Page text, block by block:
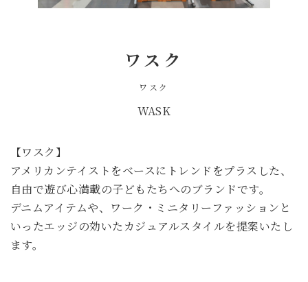
ワスク
ワスク
WASK
【ワスク】
アメリカンテイストをベースにトレンドをプラスした、
自由で遊び心満載の子どもたちへのブランドです。
デニムアイテムや、ワーク・ミニタリーファッションと
いったエッジの効いたカジュアルスタイルを提案いたし
ます。